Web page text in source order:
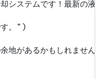
ステムです！最新の液冷
。")
があるかもしれません